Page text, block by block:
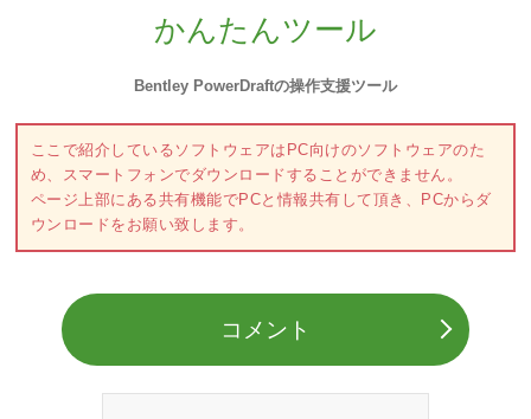
かんたんツール
Bentley PowerDraftの操作支援ツール
ここで紹介しているソフトウェアはPC向けのソフトウェアのた
め、スマートフォンでダウンロードすることができません。
ページ上部にある共有機能でPCと情報共有して頂き、PCからダ
ウンロードをお願い致します。
コメント